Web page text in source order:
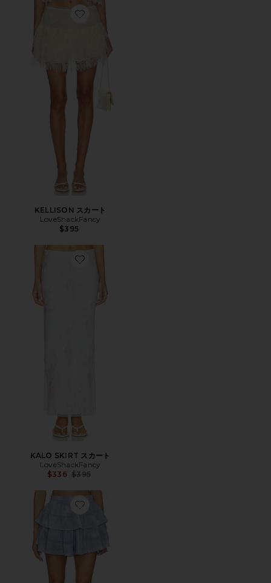
Favorite KELLISON スカート
KELLISON スカート
LoveShackFancy
$395
Favorite KALO SKIRT スカート
KALO SKIRT スカート
LoveShackFancy
$336 Previous price:
$395
Favorite スカート